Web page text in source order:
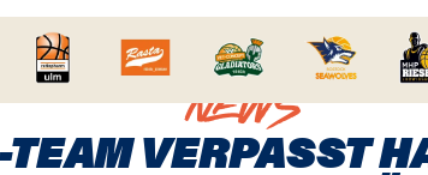
VERPASST
LOCKT
NEWS
VERPASST